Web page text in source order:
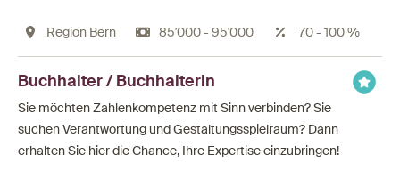
Region Bern 85'000 - 95'000 70 - 100 %
Buchhalter / Buchhalterin
Sie möchten Zahlenkompetenz mit Sinn verbinden? Sie
suchen Verantwortung und Gestaltungsspielraum? Dann
erhalten Sie hier die Chance, Ihre Expertise einzubringen!